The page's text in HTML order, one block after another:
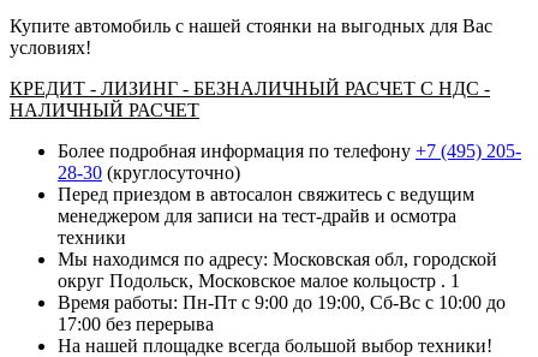
Купите автомобиль с нашей стоянки на выгодных для Вас
условиях!
КРЕДИТ - ЛИЗИНГ - БЕЗНАЛИЧНЫЙ РАСЧЕТ С НДС -
НАЛИЧНЫЙ РАСЧЕТ
Более подробная информация по телефону +7 (495) 205-
28-30 (круглосуточно)
Перед приездом в автосалон свяжитесь с ведущим
менеджером для записи на тест-драйв и осмотра
техники
Мы находимся по адресу: Московская обл, городской
округ Подольск, Московское малое кольцостр . 1
Время работы: Пн-Пт с 9:00 до 19:00, Сб-Вс с 10:00 до
17:00 без перерыва
На нашей площадке всегда большой выбор техники!